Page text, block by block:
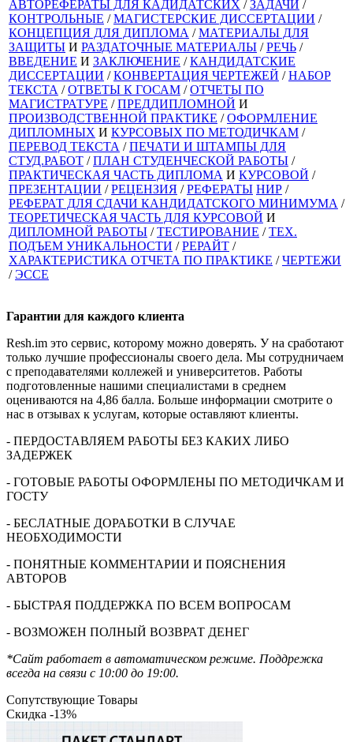
АВТОРЕФЕРАТЫ ДЛЯ КАДИДАТСКИХ /ЗАДАЧИ /
КОНТРОЛЬНЫЕ /МАГИСТЕРСКИЕ ДИССЕРТАЦИИ /
КОНЦЕПЦИЯ ДЛЯ ДИПЛОМА /МАТЕРИАЛЫ ДЛЯ
ЗАЩИТЫ И РАЗДАТОЧНЫЕ МАТЕРИАЛЫ /РЕЧЬ /
ВВЕДЕНИЕ И ЗАКЛЮЧЕНИЕ /КАНДИДАТСКИЕ
ДИССЕРТАЦИИ /КОНВЕРТАЦИЯ ЧЕРТЕЖЕЙ /НАБОР
ТЕКСТА /ОТВЕТЫ К ГОСАМ /ОТЧЕТЫ ПО
МАГИСТРАТУРЕ /ПРЕДДИПЛОМНОЙ И
ПРОИЗВОДСТВЕННОЙ ПРАКТИКЕ /ОФОРМЛЕНИЕ
ДИПЛОМНЫХ И КУРСОВЫХ ПО МЕТОДИЧКАМ /
ПЕРЕВОД ТЕКСТА /ПЕЧАТИ И ШТАМПЫ ДЛЯ
СТУД.РАБОТ /ПЛАН СТУДЕНЧЕСКОЙ РАБОТЫ /
ПРАКТИЧЕСКАЯ ЧАСТЬ ДИПЛОМА И КУРСОВОЙ /
ПРЕЗЕНТАЦИИ /РЕЦЕНЗИЯ /РЕФЕРАТЫ НИР /
РЕФЕРАТ ДЛЯ СДАЧИ КАНДИДАТСКОГО МИНИМУМА /
ТЕОРЕТИЧЕСКАЯ ЧАСТЬ ДЛЯ КУРСОВОЙ И
ДИПЛОМНОЙ РАБОТЫ /ТЕСТИРОВАНИЕ /ТЕХ.
ПОДЪЕМ УНИКАЛЬНОСТИ /РЕРАЙТ /
ХАРАКТЕРИСТИКА ОТЧЕТА ПО ПРАКТИКЕ /ЧЕРТЕЖИ
/ЭССЕ
Гарантии для каждого клиента
Resh.im это сервис, которому можно доверять. У на сработают
только лучшие профессионалы своего дела. Мы сотрудничаем
с преподавателями коллежей и университетов. Работы
подготовленные нашими специалистами в среднем
оцениваются на 4,86 балла. Больше информации смотрите о
нас в отзывах к услугам, которые оставляют клиенты.
- ПЕРДОСТАВЛЯЕМ РАБОТЫ БЕЗ КАКИХ ЛИБО
ЗАДЕРЖЕК
- ГОТОВЫЕ РАБОТЫ ОФОРМЛЕНЫ ПО МЕТОДИЧКАМ И
ГОСТУ
- БЕСЛАТНЫЕ ДОРАБОТКИ В СЛУЧАЕ
НЕОБХОДИМОСТИ
- ПОНЯТНЫЕ КОММЕНТАРИИ И ПОЯСНЕНИЯ
АВТОРОВ
- БЫСТРАЯ ПОДДЕРЖКА ПО ВСЕМ ВОПРОСАМ
- ВОЗМОЖЕН ПОЛНЫЙ ВОЗВРАТ ДЕНЕГ
*Сайт работает в автоматическом режиме. Поддрежка
всегда на связи с 10:00 до 19:00.
Сопутствующие Товары
Скидка -13%